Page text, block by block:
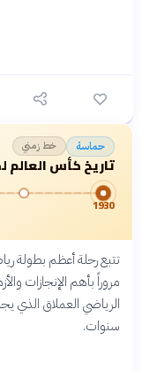
حماسة خط زمني
تاريخ كأس العالم لكرة
1930
مروراً بأهم الإنجازات
الرياضي العملاق الذي
سنوات.